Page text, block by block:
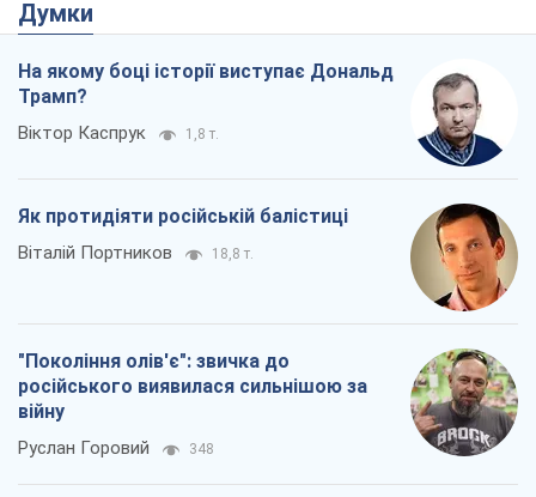
Думки
На якому боці історії виступає Дональд
Трамп?
Віктор Каспрук 1,8 т.
Як протидіяти російській балістиці
Віталій Портников 18,8 т.
"Покоління олів'є": звичка до
російського виявилася сильнішою за
війну
Руслан Горовий 348